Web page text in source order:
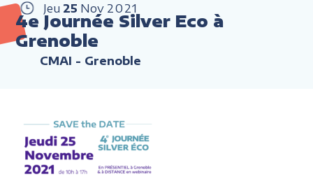
Jeu 25 Nov 2021
4e Journée Silver Eco à
Grenoble
CMAI - Grenoble